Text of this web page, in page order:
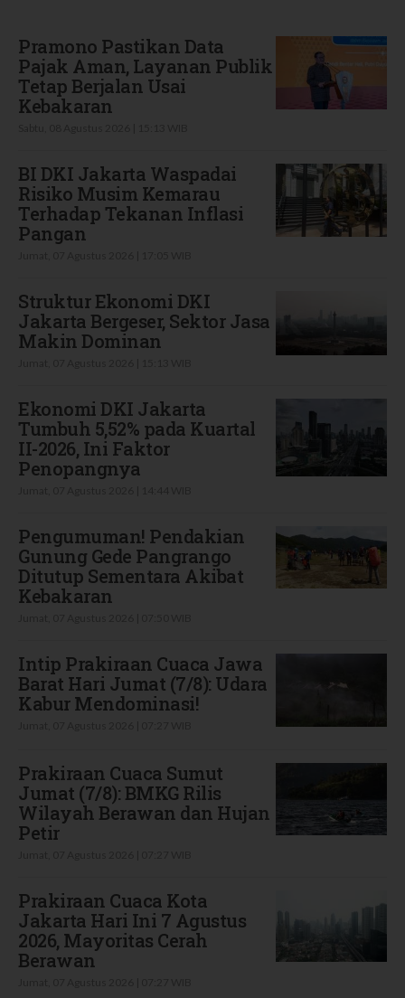
Pramono Pastikan Data
Pajak Aman, Layanan Publik
Tetap Berjalan Usai
Kebakaran
BI DKI Jakarta Waspadai
Risiko Musim Kemarau
Terhadap Tekanan Inflasi
Pangan
Struktur Ekonomi DKI
Jakarta Bergeser, Sektor Jasa
Makin Dominan
Ekonomi DKI Jakarta
Tumbuh 5,52% pada Kuartal
II-2026, Ini Faktor
Penopangnya
Pengumuman! Pendakian
Gunung Gede Pangrango
Ditutup Sementara Akibat
Kebakaran
Intip Prakiraan Cuaca Jawa
Barat Hari Jumat (7/8): Udara
Kabur Mendominasi!
Prakiraan Cuaca Sumut
Jumat (7/8): BMKG Rilis
Wilayah Berawan dan Hujan
Petir
Prakiraan Cuaca Kota
Jakarta Hari Ini 7 Agustus
2026, Mayoritas Cerah
Berawan